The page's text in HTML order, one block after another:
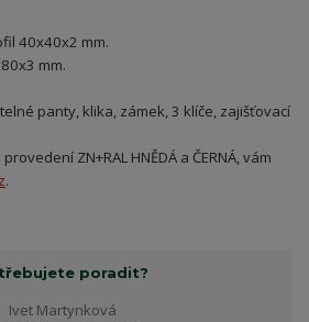
40x40x2 mm.
mm.
panty, klika, zámek, 3 klíče, zajišťovací
ZN+RAL HNĚDÁ a ČERNÁ, vám
.
poradit?
Ivet Martynková